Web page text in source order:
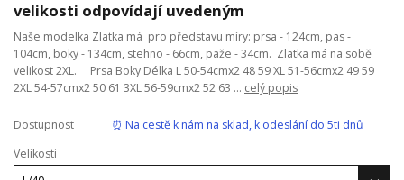
velikosti odpovídají uvedeným
Naše modelka Zlatka má pro představu míry: prsa - 124cm, pas -
104cm, boky - 134cm, stehno - 66cm, paže - 34cm. Zlatka má na sobě
velikost 2XL. Prsa Boky Délka L 50-54cmx2 48 59 XL 51-56cmx2 49 59
2XL 54-57cmx2 50 61 3XL 56-59cmx2 52 63 ... celý popis
Dostupnost
⏰ Na cestě k nám na sklad, k odeslání do 5ti dnů
Velikosti